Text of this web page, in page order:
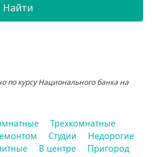
Найти
по курсу Национального банка на
Трехкомнатные
Студии
Недорогие
В центре Пригород